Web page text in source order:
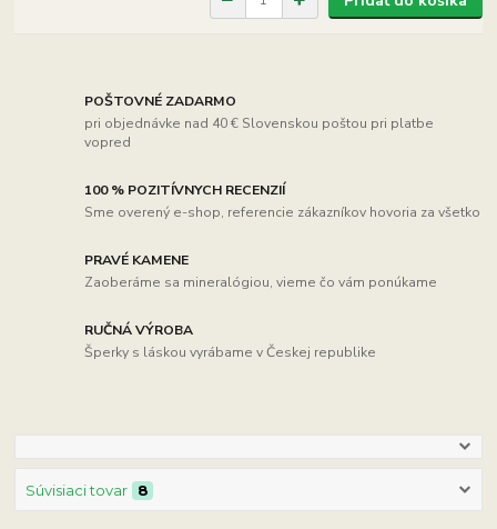
POŠTOVNÉ ZADARMO
pri objednávke nad 40 € Slovenskou poštou pri platbe
vopred
100 % POZITÍVNYCH RECENZIÍ
Sme overený e-shop, referencie zákazníkov hovoria za všetko
PRAVÉ KAMENE
Zaoberáme sa mineralógiou, vieme čo vám ponúkame
RUČNÁ VÝROBA
Šperky s láskou vyrábame v Českej republike
Súvisiaci tovar 8